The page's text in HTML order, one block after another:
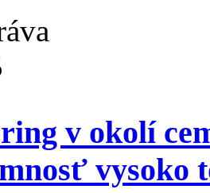
v okolí
vysoko